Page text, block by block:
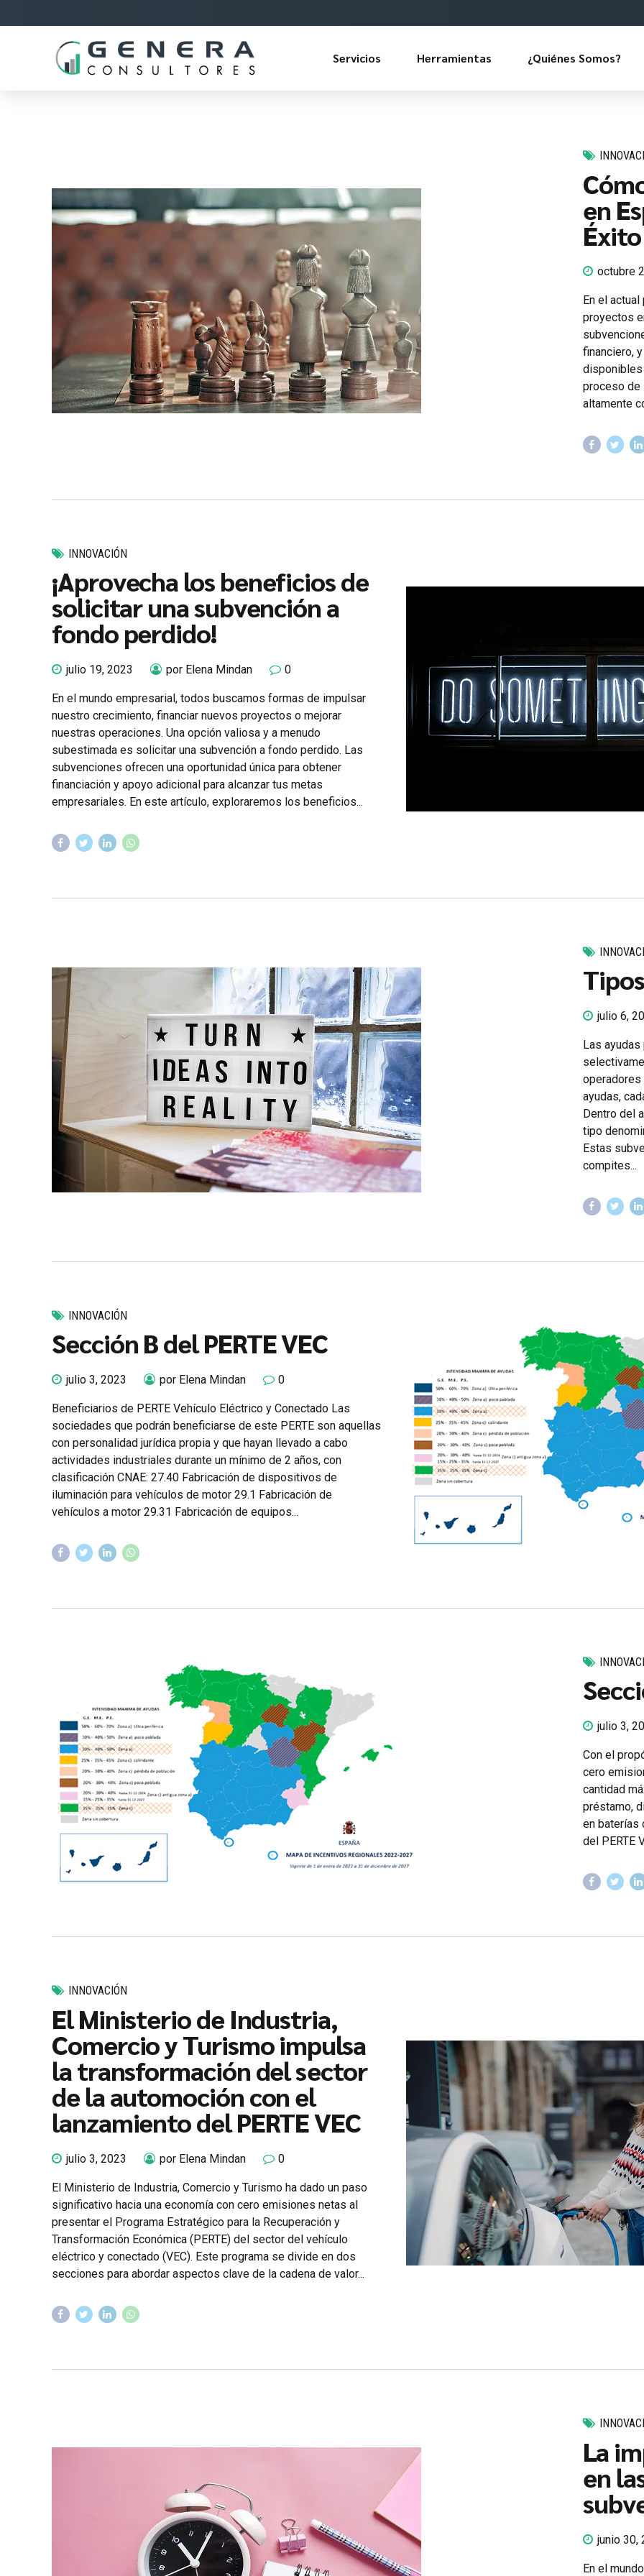
Servicios Herramientas ¿Quiénes Somos?
en
Éxito
octubre
En el
proyectos
financiero,
disponibles
proceso de
altamente
INNOVACIÓN
¡Aprovecha los beneficios de
solicitar una subvención a
fondo perdido!
julio 19, 2023 por Elena Mindan 0
En el mundo empresarial, todos buscamos formas de impulsar
nuestro crecimiento, financiar nuevos proyectos o mejorar
nuestras operaciones. Una opción valiosa y a menudo
subestimada es solicitar una subvención a fondo perdido. Las
subvenciones ofrecen una oportunidad única para obtener
financiación y apoyo adicional para alcanzar tus metas
empresariales. En este artículo, exploraremos los beneficios...
julio 6,
Las
operadores
ayudas,
Dentro del
tipo
Estas
compites...
INNOVACIÓN
Sección B del PERTE VEC
julio 3, 2023 por Elena Mindan 0
Beneficiarios de PERTE Vehículo Eléctrico y Conectado Las
sociedades que podrán beneficiarse de este PERTE son aquellas
con personalidad jurídica propia y que hayan llevado a cabo
actividades industriales durante un mínimo de 2 años, con
clasificación CNAE: 27.40 Fabricación de dispositivos de
iluminación para vehículos de motor 29.1 Fabricación de
vehículos a motor 29.31 Fabricación de equipos...
julio 3,
Con el
cero
cantidad
préstamo,
en baterías
del PERTE
INNOVACIÓN
El Ministerio de Industria,
Comercio y Turismo impulsa
la transformación del sector
de la automoción con el
lanzamiento del PERTE VEC
julio 3, 2023 por Elena Mindan 0
El Ministerio de Industria, Comercio y Turismo ha dado un paso
significativo hacia una economía con cero emisiones netas al
presentar el Programa Estratégico para la Recuperación y
Transformación Económica (PERTE) del sector del vehículo
eléctrico y conectado (VEC). Este programa se divide en dos
secciones para abordar aspectos clave de la cadena de valor...
La
en
junio 30,
En el